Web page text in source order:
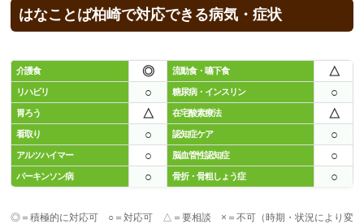
はなことば柏崎で対応できる病気・症状
介護食 ◎ 流動食・嚥下食 △
リハビリ ○ 糖尿病・インスリン ○
胃ろう △ 在宅酸素療法 △
看取り ○ 認知症ケア ○
アルツハイマー ○ 脳血管性認知症 ○
パーキンソン病 ○ 骨折・骨粗しょう症 ○
◎＝積極的に対応可 ○＝対応可 △＝要相談 ×＝不可（時期・状況により変